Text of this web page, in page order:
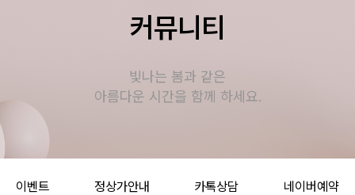
커뮤니티
빛나는 봄과 같은
아름다운 시간을 함께 하세요.
이벤트 정상가안내 카톡상담 네이버예약